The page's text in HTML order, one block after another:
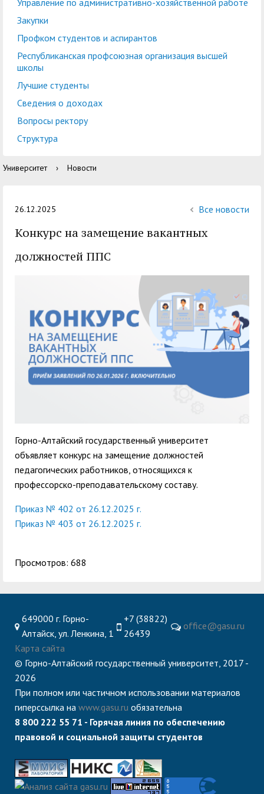
Международная
деятельность
Управление по
административно-
Закупки
Республиканская
организация высшей
Центр тестирования
иностранных граждан
по русскому языку
Центр развития
компетенций
Центр русского языка
обучающихся ГАГУ
Образовательный
модуль «Обучение
Информация о
отпуска обучающимся
Управление по административно-хозяйственной работе
Закупки
Профком студентов и аспирантов
Республиканская профсоюзная организация высшей
школы
Лучшие студенты
Сведения о доходах
Вопросы ректору
Структура
Университет › Новости
26.12.2025 Все новости
Конкурс на замещение вакантных
должностей ППС
Горно-Алтайский государственный университет
объявляет конкурс на замещение должностей
педагогических работников, относящихся к
профессорско-преподавательскому составу.
Приказ № 402 от 26.12.2025 г.
Приказ № 403 от 26.12.2025 г.
Просмотров: 688
649000 г. Горно-
Алтайск, ул. Ленкина, 1
+7 (38822)
26439
office@gasu.ru
Карта сайта
© Горно-Алтайский государственный университет, 2017 -
2026
При полном или частичном использовании материалов
гиперссылка на www.gasu.ru обязательна
8 800 222 55 71 - Горячая линия по обеспечению
правовой и социальной защиты студентов